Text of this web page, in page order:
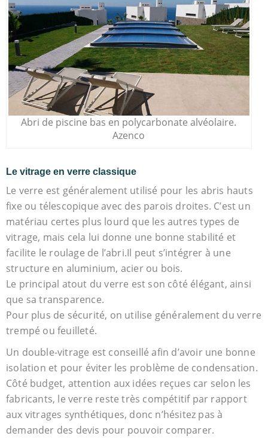
Abri de piscine bas en polycarbonate alvéolaire.
Azenco
Le vitrage en verre classique
Le verre est généralement utilisé pour les abris hauts
fixe ou télescopique avec des parois droites. C’est un
matériau certes plus lourd que les autres types de
vitrage, mais cela lui donne une bonne stabilité et
facilite le roulage de l’abri.Il peut s’intégrer à une
structure en aluminium, acier ou bois.
Le principal atout du verre est son côté élégant, ainsi
que sa transparence.
Pour plus de sécurité, on utilise généralement du verre
trempé ou feuilleté.
Un double-vitrage est conseillé afin d’avoir une bonne
isolation et pour éviter les problème de condensation.
Côté budget, attention aux idées reçues car selon les
fabricants, le verre reste très compétitif par rapport
aux vitrages synthétiques, donc n’hésitez pas à
demander des devis pour pouvoir comparer.